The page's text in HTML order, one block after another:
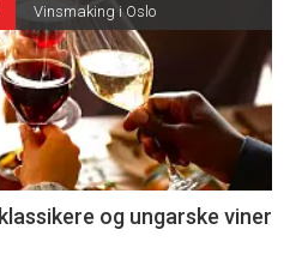
Vinsmaking i Oslo
og ungarske viner